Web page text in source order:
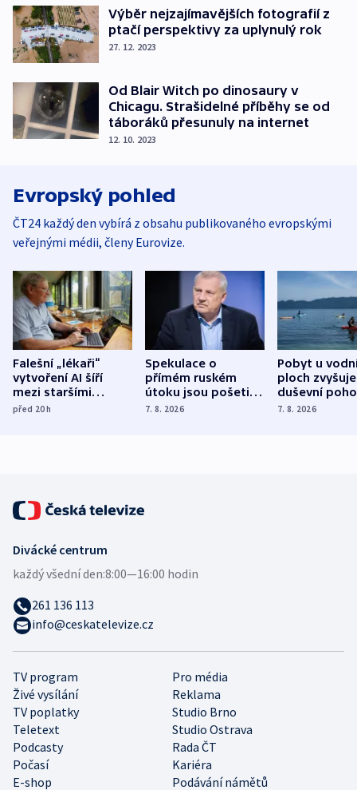
Výběr nejzajímavějších fotografií z
ptačí perspektivy za uplynulý rok
27. 12. 2023
Od Blair Witch po dinosaury v
Chicagu. Strašidelné příběhy se od
táboráků přesunuly na internet
12. 10. 2023
Evropský pohled
ČT24 každý den vybírá z obsahu publikovaného evropskými
veřejnými médii, členy Eurovize.
Falešní „lékaři“
vytvoření AI šíří
mezi staršími
Poláky nebezpečné
před 20h
Spekulace o
přímém ruském
útoku jsou pošetilé,
míní estonský
7. 8. 2026
Pobyt u
ploch zvyšuje
duševní
ukázala
7. 8. 2026
TV program
Pro média
Živé vysílání
Reklama
TV poplatky
Studio Brno
Teletext
Studio Ostrava
Podcasty
Rada ČT
Počasí
Kariéra
E-shop
Podávání námětů
Divácké centrum
každý všední den:8:00—16:00 hodin
261 136 113
info@ceskatelevize.cz